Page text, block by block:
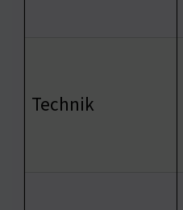
Technik